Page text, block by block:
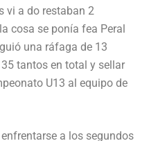
vi a do restaban 2
cosa se ponía fea Peral
una ráfaga de 13
tantos en total y sellar
U13 al equipo de
a los segundos